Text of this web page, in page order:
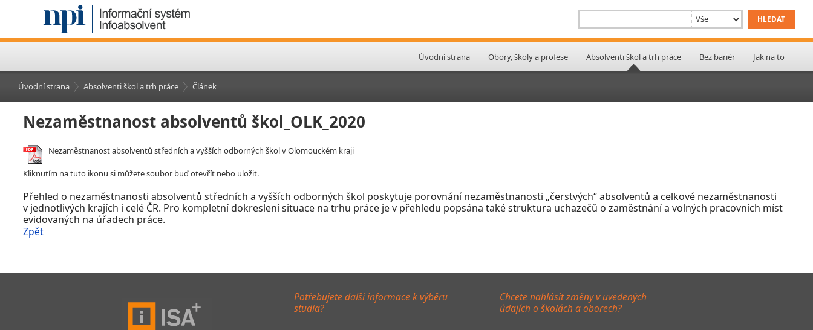
Úvodní strana Obory, školy a profese Absolventi škol a trh práce Bez bariér Jak na to
Úvodní strana Absolventi škol a trh práce Článek
Nezaměstnanost absolventů škol_OLK_2020
Nezaměstnanost absolventů středních a vyšších odborných škol v Olomouckém kraji
Kliknutím na tuto ikonu si můžete soubor buď otevřít nebo uložit.
Přehled o nezaměstnanosti absolventů středních a vyšších odborných škol poskytuje porovnání nezaměstnanosti „čerstvých“ absolventů a celkové nezaměstnanosti
v jednotlivých krajích i celé ČR. Pro kompletní dokreslení situace na trhu práce je v přehledu popsána také struktura uchazečů o zaměstnání a volných pracovních míst
evidovaných na úřadech práce.
Zpět
Potřebujete další informace k výběru
studia?
Chcete nahlásit změny v uvedených
údajích o školách a oborech?